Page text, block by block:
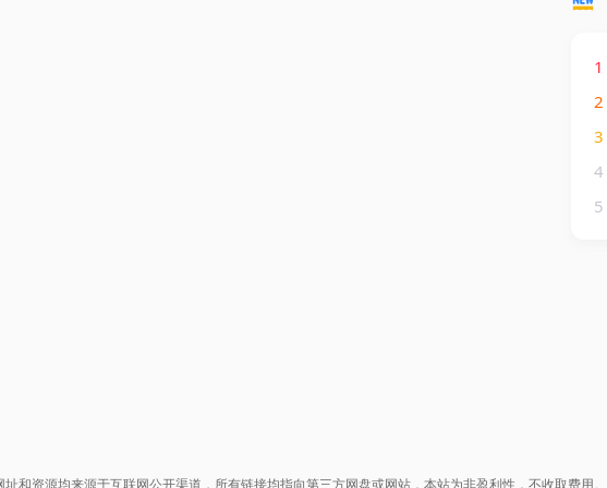
1
2
3
4
5
和资源均来源于互联网公开渠道，所有链接均指向第三方网盘或网站，本站为非盈利性，不收取费用。